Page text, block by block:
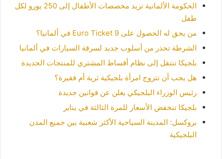
الحكومة الألمانية تزيد مخصصات الأطفال إلى 250 يورو لكل
طفل
من يحق له الحصول على 9 Euro Ticket في ألمانيا؟
الشرطة تحذر من أسلوب جديد لسرقة السيارات في ألمانيا
بلجيكا تنتقل إلى نظام أقساط المشتري للمنتجات الجديدة
هل يجب أن تتزوج امرأة بلجيكية ثرية أم فقيرة؟
رئيس الوزراء البلجيكي يعلن عن قوانين جديدة
بلجيكا تنخفض الأسعار للمرة الثالثة في يناير
بروكسل: المدينة السياحية الأكثر شعبية بين جميع المدن
البلجيكية